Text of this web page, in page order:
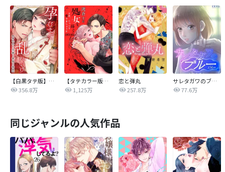
【白黒タテ版】孕むまで乱れいけ～身代わり花嫁と軍服の猛愛
356.8万
【タテカラー版】漣蒼士に処女を捧ぐ～さあ、じっくり愛でましょうか
1,125万
恋と弾丸
257.8万
サレタガワのブルー【タテヨミ】
77.6万
同じジャンルの人気作品